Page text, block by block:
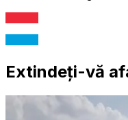
Extindeți-vă